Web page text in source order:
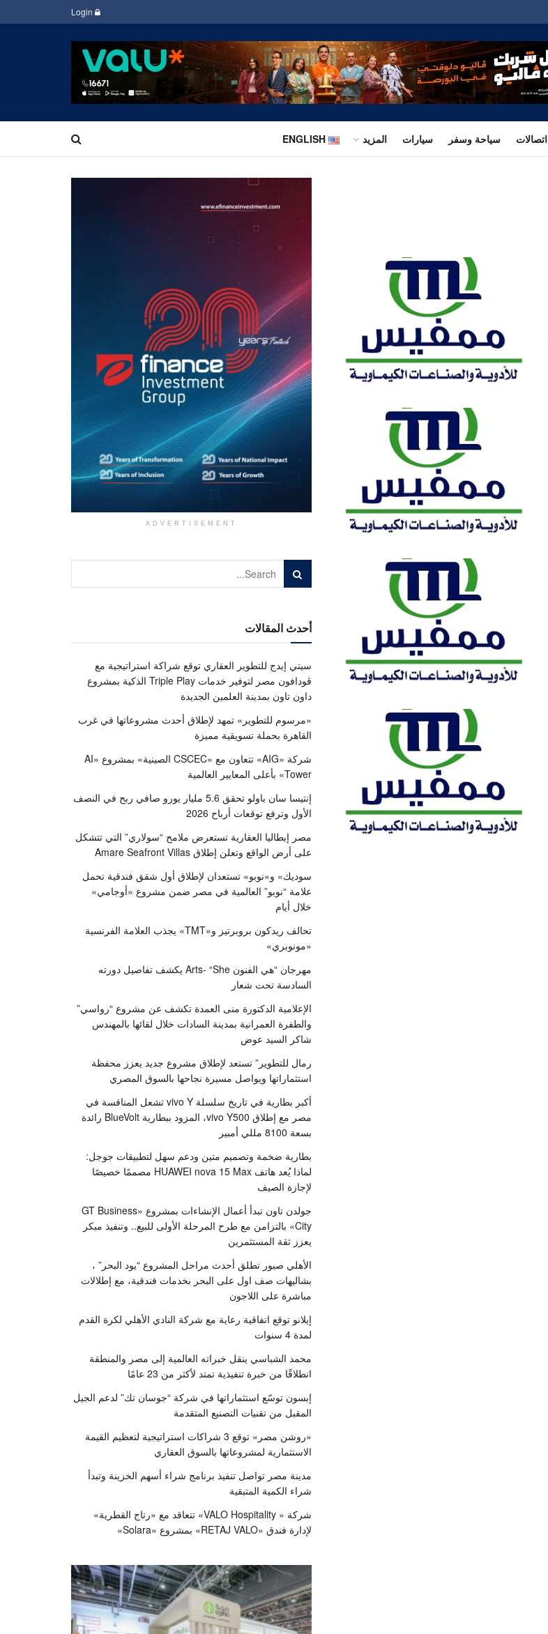
اتصالات سياحة وسفر سيارات المزيد ENGLISH
ADVERTISEMENT
أحدث المقالات
سيتي إيدج للتطوير العقاري توقع شراكة استراتيجية مع
ڤودافون مصر لتوفير خدمات Triple Play الذكية بمشروع
داون تاون بمدينة العلمين الجديدة
«مرسوم للتطوير» تمهد لإطلاق أحدث مشروعاتها في غرب
القاهرة بحملة تسويقية مميزة
شركة «AIG» تتعاون مع «CSCEC الصينية» بمشروع «AI
Tower» بأعلى المعايير العالمية
إنتيسا سان باولو تحقق 5.6 مليار يورو صافي ربح في النصف
الأول وترفع توقعات أرباح 2026
مصر إيطاليا العقارية تستعرض ملامح “سولاري” التي تتشكل
على أرض الواقع وتعلن إطلاق Amare Seafront Villas
سوديك» و«نوبو» تستعدان لإطلاق أول شقق فندقية تحمل
علامة “نوبو” العالمية في مصر ضمن مشروع «أوجامي»
خلال أيام
تحالف ريدكون بروبرتيز و«TMT» يجذب العلامة الفرنسية
«مونوبري»
مهرجان “هي الفنون Arts- “She يكشف تفاصيل دورته
السادسة تحت شعار
الإعلامية الدكتورة منى العمدة تكشف عن مشروع “رواسي”
والطفرة العمرانية بمدينة السادات خلال لقائها بالمهندس
شاكر السيد عوض
رمال للتطوير” تستعد لإطلاق مشروع جديد يعزز محفظة
استثماراتها ويواصل مسيرة نجاحها بالسوق المصري
أكبر بطارية في تاريخ سلسلة vivo Y تشعل المنافسة في
مصر مع إطلاق vivo Y500، المزود ببطارية BlueVolt رائدة
بسعة 8100 مللي أمبير
بطارية ضخمة وتصميم متين ودعم سهل لتطبيقات جوجل:
لماذا يُعد هاتف HUAWEI nova 15 Max مصممًا خصيصًا
لإجازة الصيف
جولدن تاون تبدأ أعمال الإنشاءات بمشروع «GT Business
City» بالتزامن مع طرح المرحلة الأولى للبيع.. وتنفيذ مبكر
يعزز ثقة المستثمرين
الأهلي صبور تطلق أحدث مراحل المشروع “يود البحر” ،
بشاليهات صف اول على البحر بخدمات فندقية، مع إطلالات
مباشرة على اللاجون
إيلانو توقع اتفاقية رعاية مع شركة النادي الأهلي لكرة القدم
لمدة 4 سنوات
محمد الشباسي ينقل خبراته العالمية إلى مصر والمنطقة
انطلاقًا من خبرة تنفيذية تمتد لأكثر من 23 عامًا
إبسون توسّع استثماراتها في شركة “جوسان تك” لدعم الجيل
المقبل من تقنيات التصنيع المتقدمة
«روشن مصر» توقع 3 شراكات استراتيجية لتعظيم القيمة
الاستثمارية لمشروعاتها بالسوق العقاري
مدينة مصر تواصل تنفيذ برنامج شراء أسهم الخزينة وتبدأ
شراء الكمية المتبقية
شركة « VALO Hospitality» تتعاقد مع «رتاج القطرية»
لإدارة فندق «RETAJ VALO» بمشروع «Solara»